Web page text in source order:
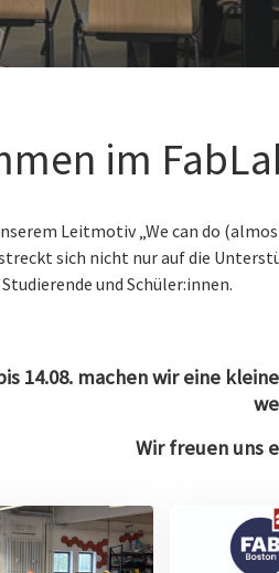
im
Leitmotiv „We can do
sich nicht nur auf die
und Schüler:innen.
14.08. machen wir eine
Wir freuen uns